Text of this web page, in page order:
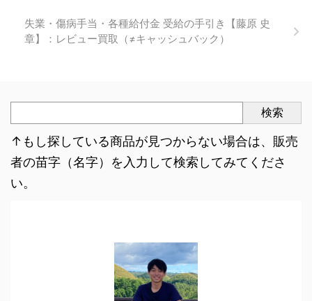
失業・傷病手当・各種給付金 受給の手引き【藤原 史
章】：レビュー買取（≠キャッシュバック）
検索
↑もし探している商品が見つからない場合は、販売
者の苗字（名字）を入力して検索してみてくださ
い。